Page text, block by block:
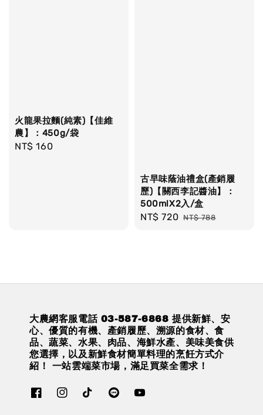
火龍果拉麵(純素)【佳維
農】：450g/袋
Regular
NT$ 160
古早味蔭油禮盒(產銷履
歷)【關西李記醬油】：
500mlX2入/盒
Sale
NT$ 720 Regular
NT$ 788
大農網客服電話 03-587-6868 提供新鮮、安
心、優質的有機、產銷履歷、溯源的食材、食
品、蔬菜、水果、肉品、海鮮水產、美味美食供
您選擇，以及新鮮食材簡單料理的烹飪方式介
紹！ 一站雲端菜市場，滿足買菜全需求！